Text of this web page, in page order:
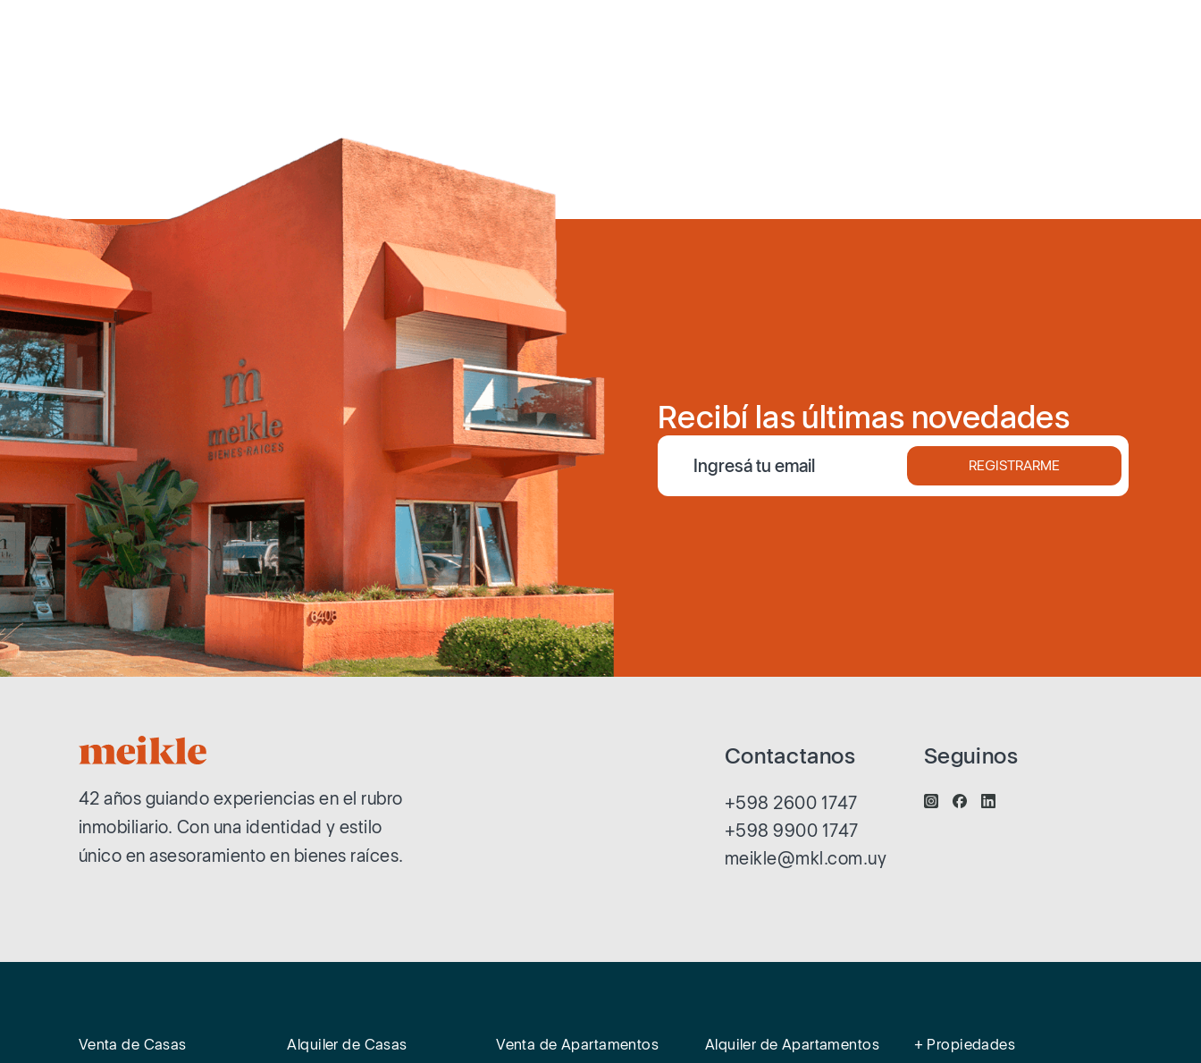
Recibí las últimas novedades
REGISTRARME
42 años guiando experiencias en el rubro
inmobiliario. Con una identidad y estilo
único en asesoramiento en bienes raíces.
Contactanos
+598 2600 1747
+598 9900 1747
meikle@mkl.com.uy
Seguinos
Venta de Casas Alquiler de Casas Venta de Apartamentos Alquiler de Apartamentos + Propiedades